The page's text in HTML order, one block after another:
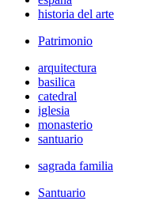
historia del arte
Patrimonio
arquitectura
basilica
catedral
iglesia
monasterio
santuario
sagrada familia
Santuario